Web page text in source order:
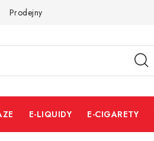
Prodejny
E-LIQUIDY E-CIGARETY